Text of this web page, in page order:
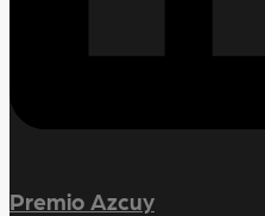
Premio Azcuy